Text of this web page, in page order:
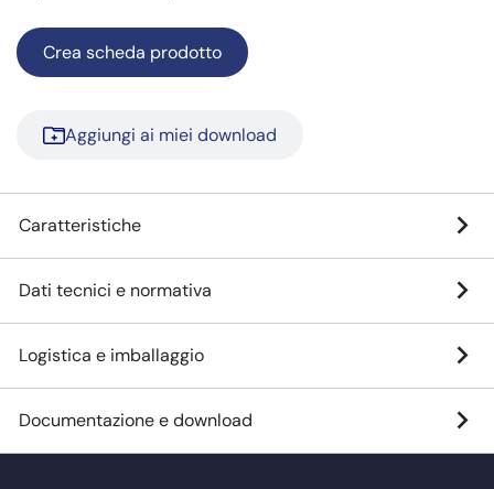
Crea scheda prodotto
Aggiungi ai miei download
Caratteristiche
Dati tecnici e normativa
Logistica e imballaggio
Documentazione e download